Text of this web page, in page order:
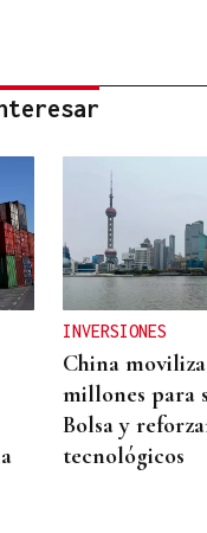
INVERSIONES
China moviliza
millones para
Bolsa y
tecnológicos